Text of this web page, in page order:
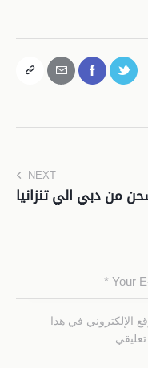
NEXT
من دبي الي تنزانيا
الإلكتروني في هذا